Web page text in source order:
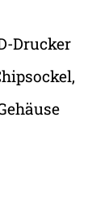
Drucker